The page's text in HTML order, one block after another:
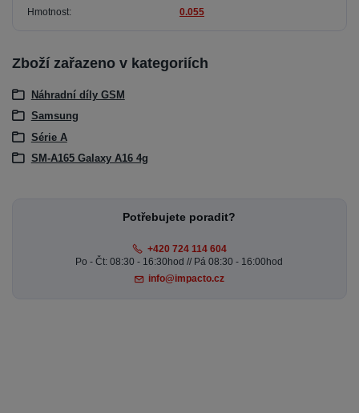
Hmotnost 0.055
Zboží zařazeno v kategoriích
Náhradní díly GSM
Samsung
Série A
SM-A165 Galaxy A16 4g
Potřebujete poradit?
+420 724 114 604
Po - Čt: 08:30 - 16:30hod // Pá 08:30 - 16:00hod
info@impacto.cz